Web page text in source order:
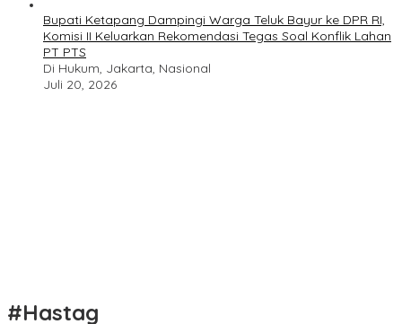
Bupati Ketapang Dampingi Warga Teluk Bayur ke DPR RI,
Komisi II Keluarkan Rekomendasi Tegas Soal Konflik Lahan
PT PTS
Di Hukum, Jakarta, Nasional
Juli 20, 2026
#Hastag